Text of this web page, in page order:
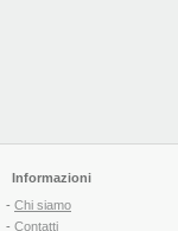
Informazioni
- Chi siamo
- Contatti